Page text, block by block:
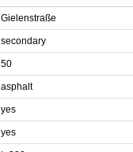
Gielenstraße
secondary
50
asphalt
yes
yes